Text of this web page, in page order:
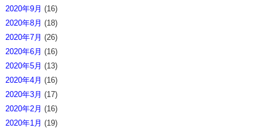
2020年9月 (16)
2020年8月 (18)
2020年7月 (26)
2020年6月 (16)
2020年5月 (13)
2020年4月 (16)
2020年3月 (17)
2020年2月 (16)
2020年1月 (19)